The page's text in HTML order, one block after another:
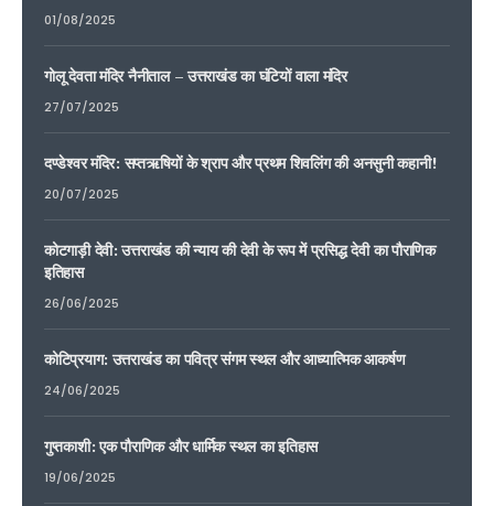
01/08/2025
गोलू देवता मंदिर नैनीताल – उत्तराखंड का घंटियों वाला मंदिर
27/07/2025
दण्डेश्वर मंदिर: सप्तऋषियों के श्राप और प्रथम शिवलिंग की अनसुनी कहानी!
20/07/2025
कोटगाड़ी देवी: उत्तराखंड की न्याय की देवी के रूप में प्रसिद्ध देवी का पौराणिक
इतिहास
26/06/2025
कोटिप्रयाग: उत्तराखंड का पवित्र संगम स्थल और आध्यात्मिक आकर्षण
24/06/2025
गुप्तकाशी: एक पौराणिक और धार्मिक स्थल का इतिहास
19/06/2025